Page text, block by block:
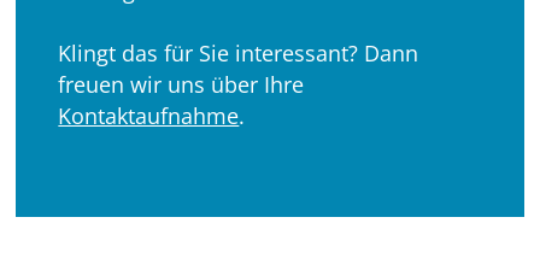
Klingt das für Sie interessant? Dann
freuen wir uns über Ihre
Kontaktaufnahme.